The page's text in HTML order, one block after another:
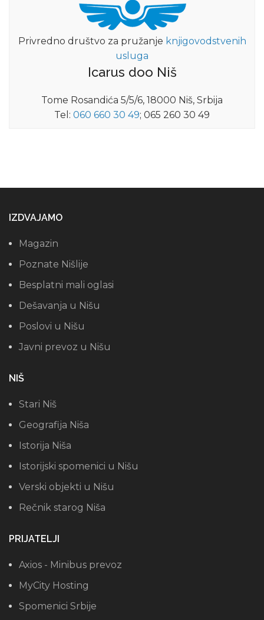
Privredno društvo za pružanje knjigovodstvenih
usluga
Icarus doo Niš
Tome Rosandića 5/5/6, 18000 Niš, Srbija
Tel: 060 660 30 49; 065 260 30 49
IZDVAJAMO
Magazin
Poznate Nišlije
Besplatni mali oglasi
Dešavanja u Nišu
Poslovi u Nišu
Javni prevoz u Nišu
NIŠ
Stari Niš
Geografija Niša
Istorija Niša
Istorijski spomenici u Nišu
Verski objekti u Nišu
Rečnik starog Niša
PRIJATELJI
Axios - Minibus prevoz
MyCity Hosting
Spomenici Srbije